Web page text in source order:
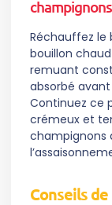
champignons
Réchauffez le
bouillon
remuant
absorbé
Continuez ce
crémeux et
champignons
Conseils